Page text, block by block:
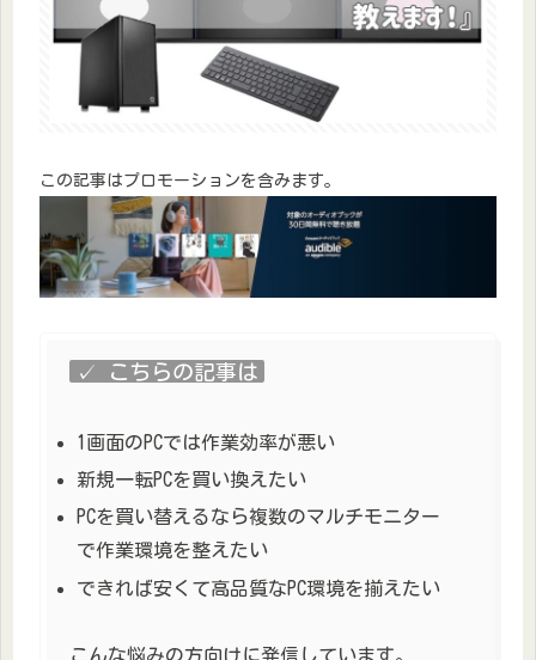
この記事はプロモーションを含みます。
✓ こちらの記事は
1画面のPCでは作業効率が悪い
新規一転PCを買い換えたい
PCを買い替えるなら複数のマルチモニター
で作業環境を整えたい
できれば安くて高品質なPC環境を揃えたい
こんな悩みの方向けに発信しています。